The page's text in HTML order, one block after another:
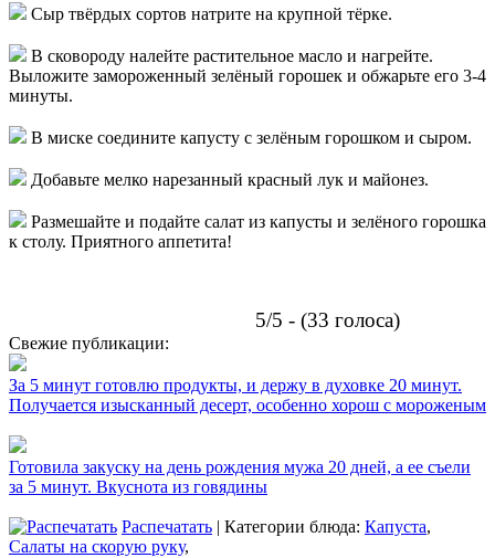
Сыр твёрдых сортов натрите на крупной тёрке.
В сковороду налейте растительное масло и нагрейте.
Выложите замороженный зелёный горошек и обжарьте его 3-4
минуты.
В миске соедините капусту с зелёным горошком и сыром.
Добавьте мелко нарезанный красный лук и майонез.
Размешайте и подайте салат из капусты и зелёного горошка
к столу. Приятного аппетита!
5/5 - (33 голоса)
Свежие публикации:
За 5 минут готовлю продукты, и держу в духовке 20 минут.
Получается изысканный десерт, особенно хорош с мороженым
Готовила закуску на день рождения мужа 20 дней, а ее съели
за 5 минут. Вкуснота из говядины
Распечатать | Категории блюда: Капуста,
Салаты на скорую руку,